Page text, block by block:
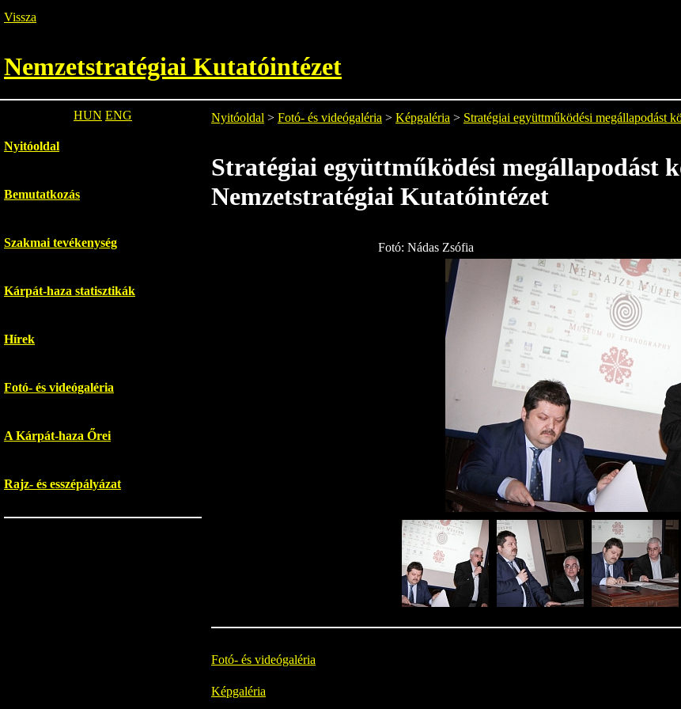
Vissza
Nemzetstratégiai Kutatóintézet
HUN ENG
Nyitóoldal
Bemutatkozás
Szakmai tevékenység
Kárpát-haza statisztikák
Hírek
Fotó- és videógaléria
A Kárpát-haza Őrei
Rajz- és esszépályázat
Nyitóoldal > Fotó- és videógaléria > Képgaléria > Stratégiai együttműködési megállapodást
Stratégiai együttműködési megállapodást
Nemzetstratégiai Kutatóintézet
Fotó: Nádas Zsófia
Fotó- és videógaléria
Képgaléria